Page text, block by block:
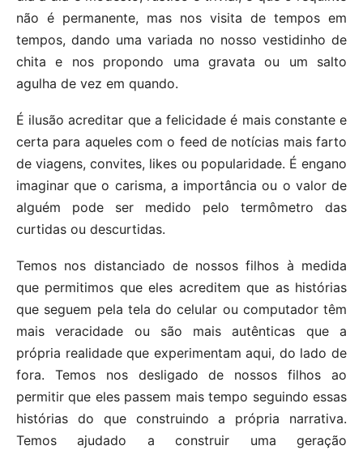
não é permanente, mas nos visita de tempos em
tempos, dando uma variada no nosso vestidinho de
chita e nos propondo uma gravata ou um salto
agulha de vez em quando.
É ilusão acreditar que a felicidade é mais constante e
certa para aqueles com o feed de notícias mais farto
de viagens, convites, likes ou popularidade. É engano
imaginar que o carisma, a importância ou o valor de
alguém pode ser medido pelo termômetro das
curtidas ou descurtidas.
Temos nos distanciado de nossos filhos à medida
que permitimos que eles acreditem que as histórias
que seguem pela tela do celular ou computador têm
mais veracidade ou são mais autênticas que a
própria realidade que experimentam aqui, do lado de
fora. Temos nos desligado de nossos filhos ao
permitir que eles passem mais tempo seguindo essas
histórias do que construindo a própria narrativa.
Temos ajudado a construir uma geração